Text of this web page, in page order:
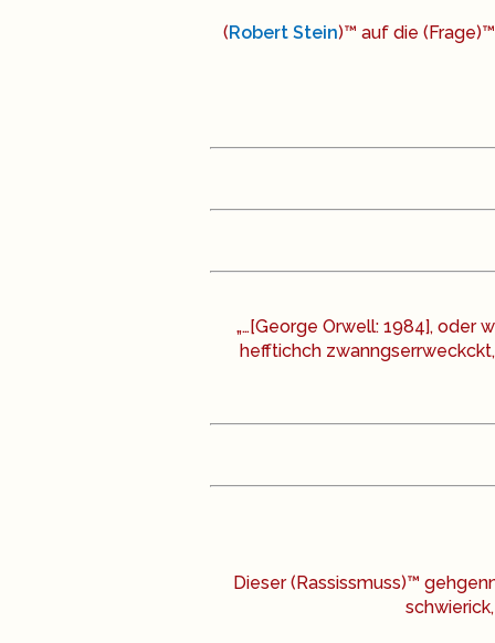
(Robert Stein)™ auf die
„…[George Orwell: 1984], oder
hefftichch
Dieser (Rassissmuss)™